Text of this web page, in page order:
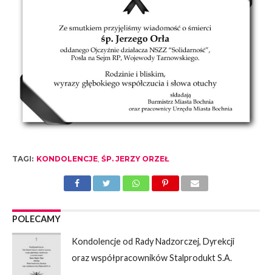
TAGI: KONDOLENCJE, ŚP. JERZY ORZEŁ
POLECAMY
Kondolencje od Rady Nadzorczej, Dyrekcji
oraz współpracowników Stalprodukt S.A.